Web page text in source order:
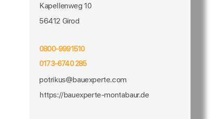
Kapellenweg 10
56412 Girod
0800-9991510
0173-6740 285
potrikus@bauexperte.com
https://bauexperte-montabaur.de